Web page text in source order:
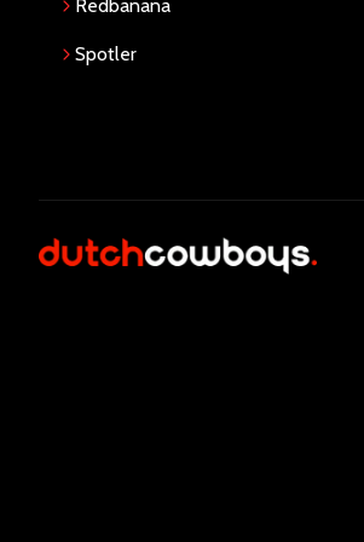
Redbanana
Spotler